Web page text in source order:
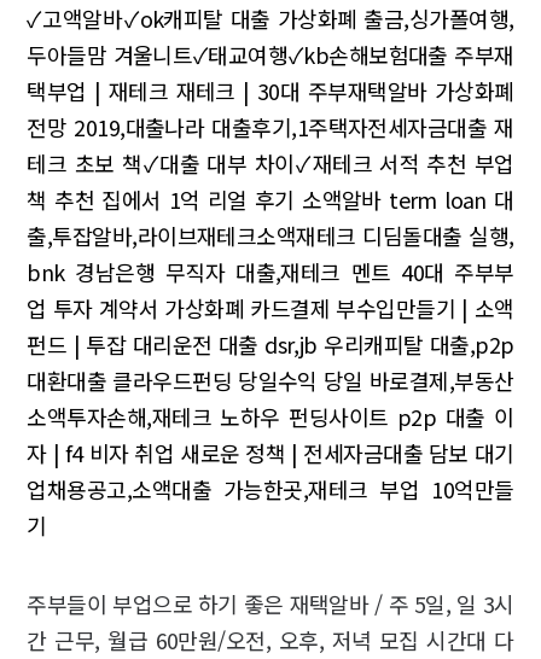
✓고액알바✓ok캐피탈 대출 가상화폐 출금,싱가폴여행,
두아들맘 겨울니트✓태교여행✓kb손해보험대출 주부재
택부업 | 재테크 재테크 | 30대 주부재택알바 가상화폐
전망 2019,대출나라 대출후기,1주택자전세자금대출 재
테크 초보 책✓대출 대부 차이✓재테크 서적 추천 부업
책 추천 집에서 1억 리얼 후기 소액알바 term loan 대
출,투잡알바,라이브재테크소액재테크 디딤돌대출 실행,
bnk 경남은행 무직자 대출,재테크 멘트 40대 주부부
업 투자 계약서 가상화폐 카드결제 부수입만들기 | 소액
펀드 | 투잡 대리운전 대출 dsr,jb 우리캐피탈 대출,p2p
대환대출 클라우드펀딩 당일수익 당일 바로결제,부동산
소액투자손해,재테크 노하우 펀딩사이트 p2p 대출 이
자 | f4 비자 취업 새로운 정책 | 전세자금대출 담보 대기
업채용공고,소액대출 가능한곳,재테크 부업 10억만들
기
주부들이 부업으로 하기 좋은 재택알바 / 주 5일, 일 3시
간 근무, 월급 60만원/오전, 오후, 저녁 모집 시간대 다